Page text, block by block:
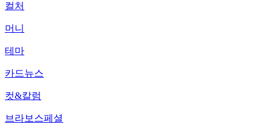
컬처
머니
테마
카드뉴스
컷&칼럼
브라보스페셜